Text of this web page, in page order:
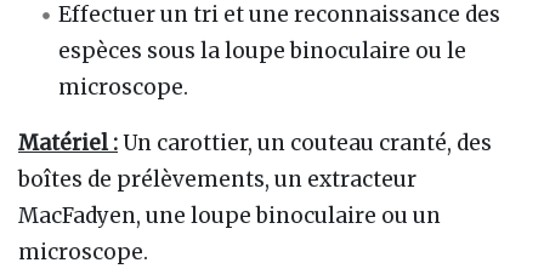
Effectuer un tri et une reconnaissance des
espèces sous la loupe binoculaire ou le
microscope.
Matériel :Un carottier, un couteau cranté, des
boîtes de prélèvements, un extracteur
MacFadyen, une loupe binoculaire ou un
microscope.